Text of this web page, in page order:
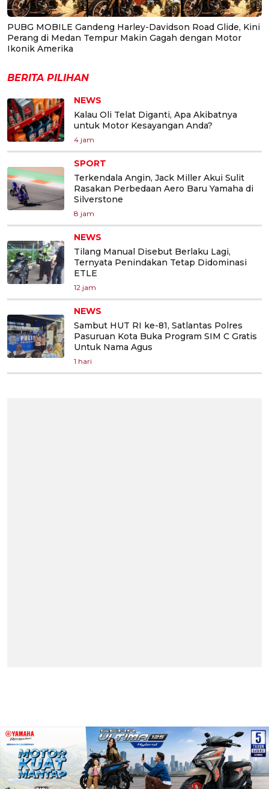
PUBG MOBILE Gandeng Harley-Davidson Road Glide, Kini
Perang di Medan Tempur Makin Gagah dengan Motor
Ikonik Amerika
BERITA PILIHAN
NEWS
Kalau Oli Telat Diganti, Apa Akibatnya
untuk Motor Kesayangan Anda?
4 jam
SPORT
Terkendala Angin, Jack Miller Akui Sulit
Rasakan Perbedaan Aero Baru Yamaha di
Silverstone
8 jam
NEWS
Tilang Manual Disebut Berlaku Lagi,
Ternyata Penindakan Tetap Didominasi
ETLE
12 jam
NEWS
Sambut HUT RI ke-81, Satlantas Polres
Pasuruan Kota Buka Program SIM C Gratis
Untuk Nama Agus
1 hari